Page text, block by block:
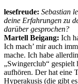
lesefreude: Sebastian
deine Erfahrungen zu
darüber gesprochen?
Martell Beigang: Ich
Ich mach’ mir auch
mache. Ich habe
„Swingerclub“ gespielt
aufhören. Der hat eine
Hyperakusis (die gibt